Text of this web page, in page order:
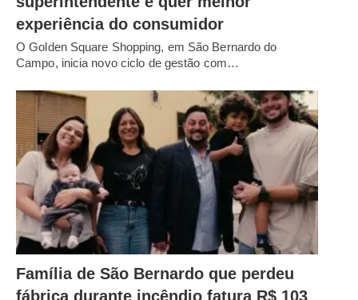
experiência do consumidor
O Golden Square Shopping, em São Bernardo do
Campo, inicia novo ciclo de gestão com…
Família de São Bernardo que perdeu
fábrica durante incêndio fatura R$ 103